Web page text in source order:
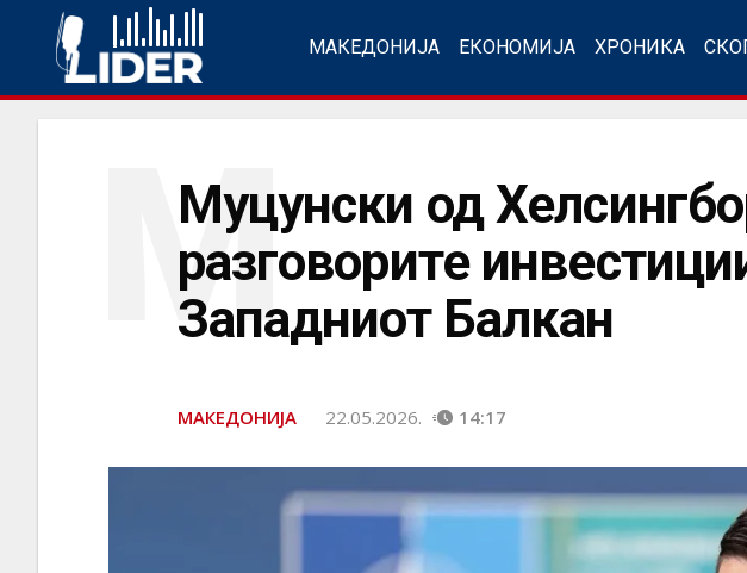
МАКЕДОНИЈА ЕКОНОМИЈА ХРОНИКА
Муцунски од
разговорите
Западниот Балкан
М
МАКЕДОНИЈА 22.05.2026. 14:17